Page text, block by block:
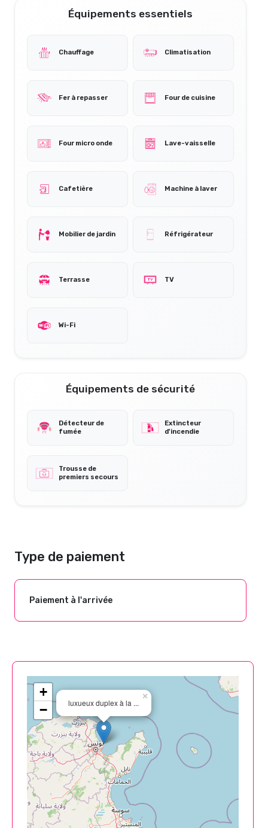
Équipements essentiels
Chauffage Climatisation
Fer à repasser Four de cuisine
Four micro onde Lave-vaisselle
Cafetière Machine à laver
Mobilier de jardin Réfrigérateur
Terrasse TV
Wi-Fi
Équipements de sécurité
Détecteur de
fumée
Extincteur
d'incendie
Trousse de
premiers secours
Type de paiement
Paiement à l'arrivée
luxueux duplex à la ...
×
+
−